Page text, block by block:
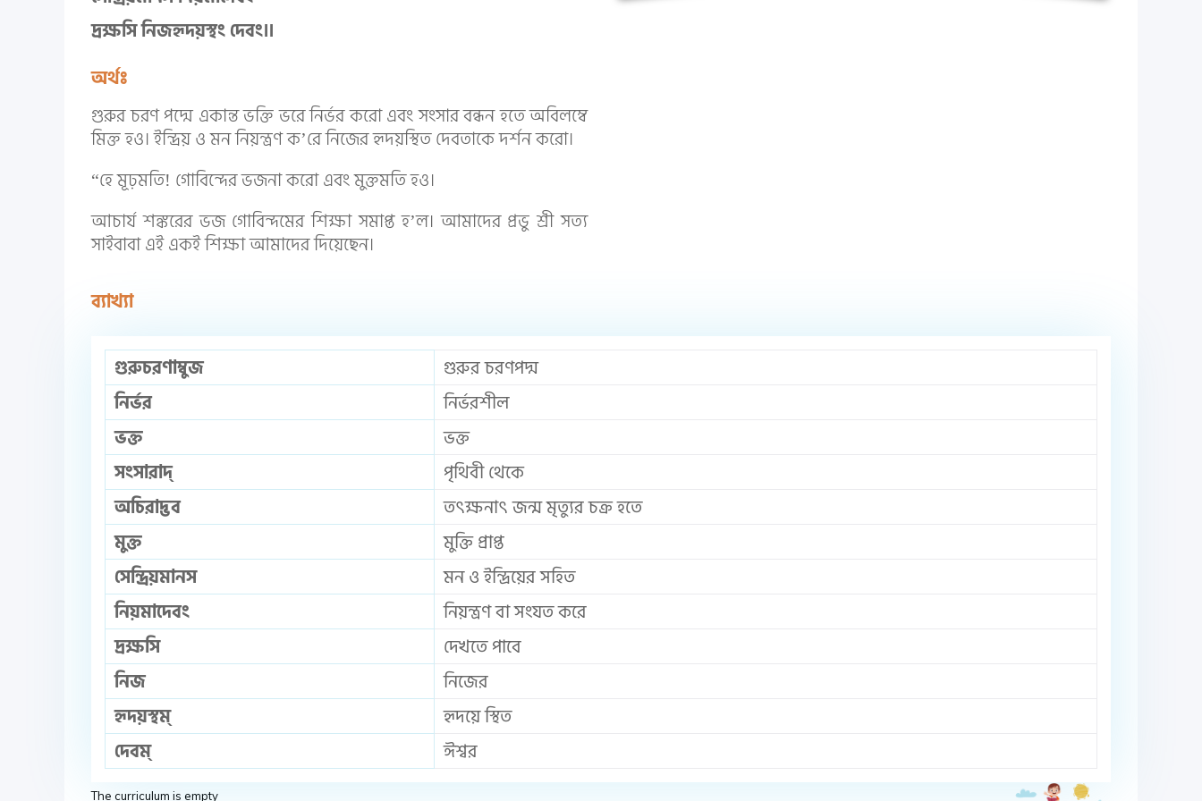
দ্রক্ষসি নিজহৃদয়স্থং দেবং।।
অর্থঃ
গুরুর চরণ পদ্মে একান্ত ভক্তি ভরে নির্ভর করো এবং সংসার বন্ধন হতে অবিলম্বে
মিক্ত হও। ইন্দ্রিয় ও মন নিয়ন্ত্রণ ক’রে নিজের হৃদয়স্থিত দেবতাকে দর্শন করো।
“হে মূঢ়মতি! গোবিন্দের ভজনা করো এবং মুক্তমতি হও।
আচার্য শঙ্করের ভজ গোবিন্দমের শিক্ষা সমাপ্ত হ’ল। আমাদের প্রভু শ্রী সত্য
সাইবাবা এই একই শিক্ষা আমাদের দিয়েছেন।
ব্যাখ্যা
গুরুচরণাম্বুজ
গুরুর চরণপদ্ম
নির্ভর
নির্ভরশীল
ভক্ত
ভক্ত
সংসারাদ্‌
পৃথিবী থেকে
অচিরাদ্ভব
তৎক্ষনাৎ জন্ম মৃত্যুর চক্র হতে
মুক্ত
মুক্তি প্রাপ্ত
সেন্দ্রিয়মানস
মন ও ইন্দ্রিয়ের সহিত
নিয়মাদেবং
নিয়ন্ত্রণ বা সংযত করে
দ্রক্ষসি
দেখতে পাবে
নিজ
নিজের
হৃদয়স্থম্‌
হৃদয়ে স্থিত
দেবম্‌
ঈশ্বর
The curriculum is empty